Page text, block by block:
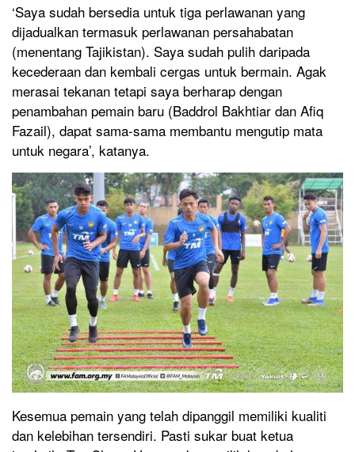
‘Saya sudah bersedia untuk tiga perlawanan yang
dijadualkan termasuk perlawanan persahabatan
(menentang Tajikistan). Saya sudah pulih daripada
kecederaan dan kembali cergas untuk bermain. Agak
merasai tekanan tetapi saya berharap dengan
penambahan pemain baru (Baddrol Bakhtiar dan Afiq
Fazail), dapat sama-sama membantu mengutip mata
untuk negara’, katanya.
Kesemua pemain yang telah dipanggil memiliki kualiti
dan kelebihan tersendiri. Pasti sukar buat ketua